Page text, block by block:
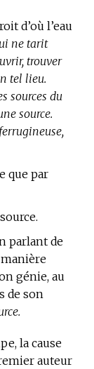
d’où l’eau
ne tarit
trouver
tel lieu.
sources du
source.
que par
parlant de
manière
génie, au
de son
la cause
auteur